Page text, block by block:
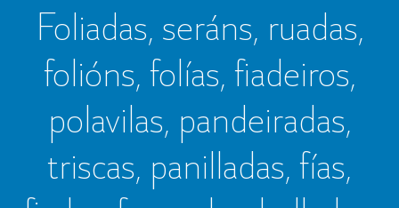
Foliadas, seráns, ruadas,
folións, folías, fiadeiros,
polavilas, pandeiradas,
triscas, panilladas, fías,